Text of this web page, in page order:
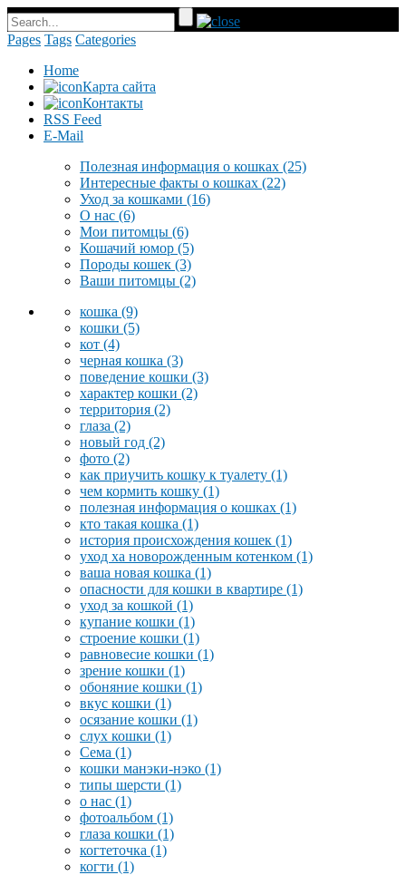
Pages Tags Categories
Home
Карта сайта
Контакты
RSS Feed
E-Mail
Полезная информация о кошках (25)
Интересные факты о кошках (22)
Уход за кошками (16)
О нас (6)
Мои питомцы (6)
Кошачий юмор (5)
Породы кошек (3)
Ваши питомцы (2)
кошка (9)
кошки (5)
кот (4)
черная кошка (3)
поведение кошки (3)
характер кошки (2)
территория (2)
глаза (2)
новый год (2)
фото (2)
как приучить кошку к туалету (1)
чем кормить кошку (1)
полезная информация о кошках (1)
кто такая кошка (1)
история происхождения кошек (1)
уход ха новорожденным котенком (1)
ваша новая кошка (1)
опасности для кошки в квартире (1)
уход за кошкой (1)
купание кошки (1)
строение кошки (1)
равновесие кошки (1)
зрение кошки (1)
обоняние кошки (1)
вкус кошки (1)
осязание кошки (1)
слух кошки (1)
Сема (1)
кошки манэки-нэко (1)
типы шерсти (1)
о нас (1)
фотоальбом (1)
глаза кошки (1)
когтеточка (1)
когти (1)